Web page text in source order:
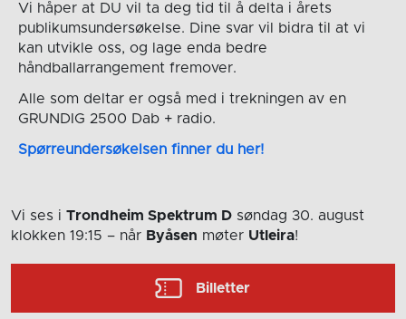
Vi håper at DU vil ta deg tid til å delta i årets
publikumsundersøkelse. Dine svar vil bidra til at vi
kan utvikle oss, og lage enda bedre
håndballarrangement fremover.
Alle som deltar er også med i trekningen av en
GRUNDIG 2500 Dab + radio.
Spørreundersøkelsen finner du her!
Vi ses i Trondheim Spektrum D søndag 30. august
klokken 19:15 – når Byåsen møter Utleira!
Billetter